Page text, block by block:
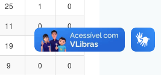
25 1
0
11 0
0
19 0
0
9 0
0